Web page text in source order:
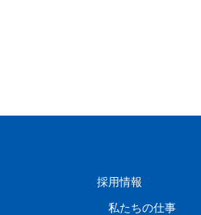
採用情報
私たちの仕事